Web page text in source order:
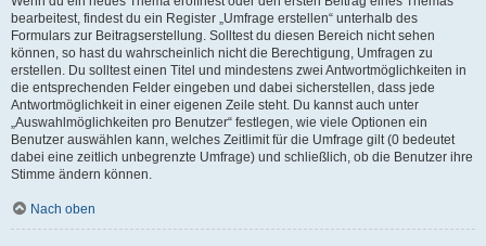
bearbeitest, findest du ein Register „Umfrage erstellen“ unterhalb des
Formulars zur Beitragserstellung. Solltest du diesen Bereich nicht sehen
können, so hast du wahrscheinlich nicht die Berechtigung, Umfragen zu
erstellen. Du solltest einen Titel und mindestens zwei Antwortmöglichkeiten in
die entsprechenden Felder eingeben und dabei sicherstellen, dass jede
Antwortmöglichkeit in einer eigenen Zeile steht. Du kannst auch unter
„Auswahlmöglichkeiten pro Benutzer“ festlegen, wie viele Optionen ein
Benutzer auswählen kann, welches Zeitlimit für die Umfrage gilt (0 bedeutet
dabei eine zeitlich unbegrenzte Umfrage) und schließlich, ob die Benutzer ihre
Stimme ändern können.
Nach oben